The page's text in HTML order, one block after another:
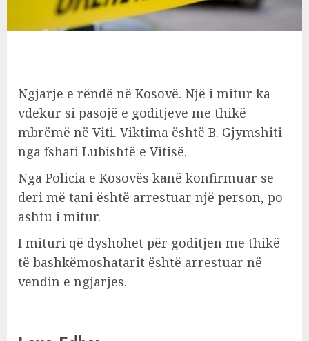
Ngjarje e rëndë në Kosovë. Një i mitur ka
vdekur si pasojë e goditjeve me thikë
mbrëmë në Viti. Viktima është B. Gjymshiti
nga fshati Lubishtë e Vitisë.
Nga Policia e Kosovës kanë konfirmuar se
deri më tani është arrestuar një person, po
ashtu i mitur.
I mituri që dyshohet për goditjen me thikë
të bashkëmoshatarit është arrestuar në
vendin e ngjarjes.